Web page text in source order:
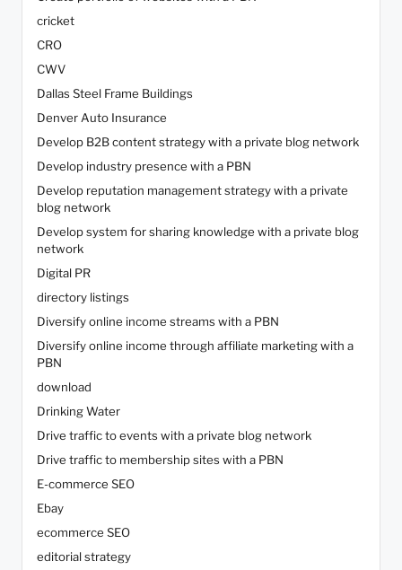
cricket
CRO
CWV
Dallas Steel Frame Buildings
Denver Auto Insurance
Develop B2B content strategy with a private blog network
Develop industry presence with a PBN
Develop reputation management strategy with a private
blog network
Develop system for sharing knowledge with a private blog
network
Digital PR
directory listings
Diversify online income streams with a PBN
Diversify online income through affiliate marketing with a
PBN
download
Drinking Water
Drive traffic to events with a private blog network
Drive traffic to membership sites with a PBN
E-commerce SEO
Ebay
ecommerce SEO
editorial strategy